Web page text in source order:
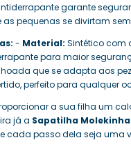
garante
as pequenas se divirtam
- Material: Sintético com
para maior
que se adapta aos
perfeito para qualquer
a sua filha um
já a Sapatilha
cada passo dela seja uma